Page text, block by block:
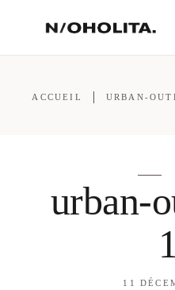
ACCUEIL URBAN-
urban-
11